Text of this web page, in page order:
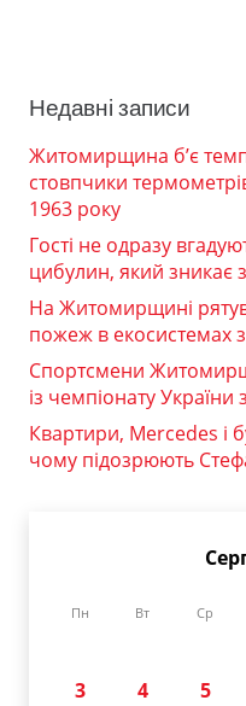
Недавні записи
Житомирщина б’є
стовпчики
1963 року
Гості не одразу
цибулин, який зникає
На Житомирщині
пожеж в екосистемах
Спортсмени
із чемпіонату України
Квартири, Mercedes і
чому підозрюють
Пн Вт Ср
3
4 5